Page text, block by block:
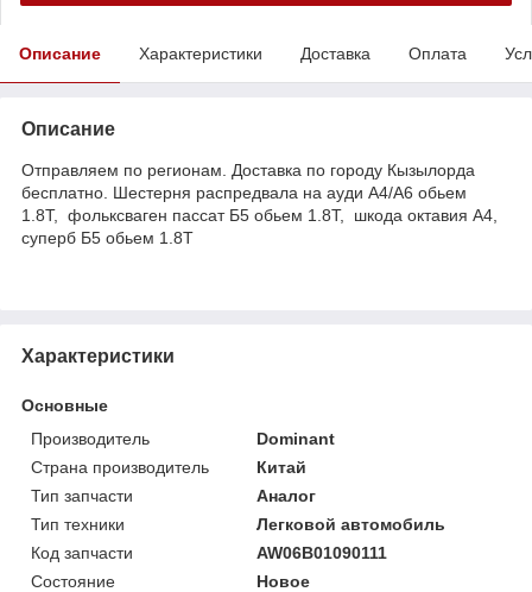
Описание Характеристики Доставка Оплата
Описание
Отправляем по регионам. Доставка по городу Кызылорда
бесплатно. Шестерня распредвала на ауди А4/А6 обьем
1.8Т, фольксваген пассат Б5 обьем 1.8Т, шкода октавия А4,
суперб Б5 обьем 1.8Т
Характеристики
Основные
Производитель
Dominant
Страна производитель
Китай
Тип запчасти
Аналог
Тип техники
Легковой автомобиль
Код запчасти
AW06B01090111
Состояние
Новое